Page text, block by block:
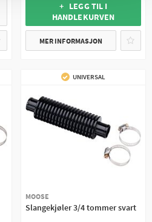
+ LEGG TIL I
HANDLEKURVEN
MER INFORMASJON
UNIVERSAL
MOOSE
Slangekjøler 3/4 tommer svart